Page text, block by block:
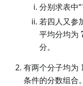
分别求表中“
若四人又参
平均分均为
分。
有两个分子均为 1
条件的分数组合。